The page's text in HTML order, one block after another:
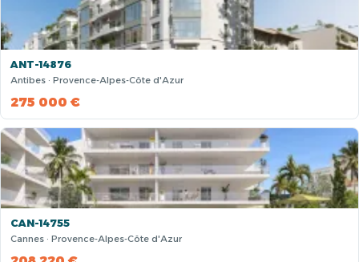
ANT-14876
Antibes · Provence-Alpes-Côte d'Azur
275 000 €
CAN-14755
Cannes · Provence-Alpes-Côte d'Azur